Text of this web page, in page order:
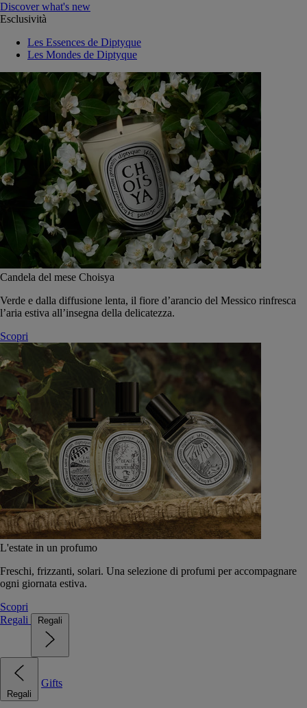
Discover what's new
Esclusività
Les Essences de Diptyque
Les Mondes de Diptyque
Candela del mese Choisya
Verde e dalla diffusione lenta, il fiore d’arancio del Messico rinfresca
l’aria estiva all’insegna della delicatezza.
Scopri
L'estate in un profumo
Freschi, frizzanti, solari. Una selezione di profumi per accompagnare
ogni giornata estiva.
Scopri
Regali
Regali
Regali
Gifts